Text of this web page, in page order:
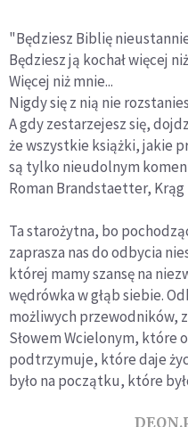
"Będziesz Biblię
Będziesz ją kochał więcej
Więcej niż mnie...
Nigdy się z nią nie
A gdy zestarzejesz się,
że wszystkie książki, jakie
są tylko nieudolnym
Roman Brandstaetter,
Ta starożytna, bo
zaprasza nas do odbycia
której mamy szansę na
wędrówka w głąb siebie.
możliwych przewodników,
Słowem Wcielonym, które
podtrzymuje, które daje
było na początku, które